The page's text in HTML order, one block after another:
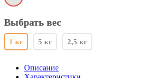
Выбрать вес
1 кг 5 кг 2,5 кг
Описание